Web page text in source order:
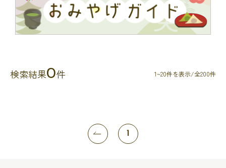
検索結果0件 1~20件を表示/全200件
1